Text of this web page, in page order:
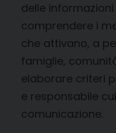
delle
comprendere i
che attivano, a
famiglie,
elaborare criteri
e responsabile
comunicazione.